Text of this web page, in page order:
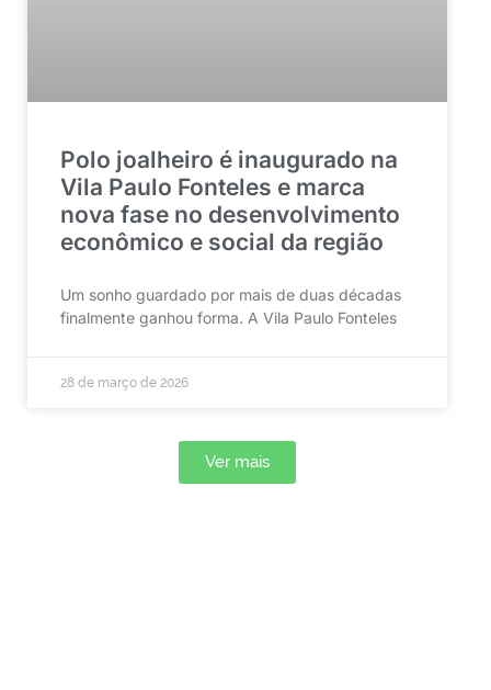
Polo joalheiro é inaugurado na
Vila Paulo Fonteles e marca
nova fase no desenvolvimento
econômico e social da região
Um sonho guardado por mais de duas décadas
finalmente ganhou forma. A Vila Paulo Fonteles
28 de março de 2026
Ver mais